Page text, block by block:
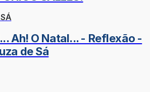
Ah! O Natal... - Reflexão -
de Sá